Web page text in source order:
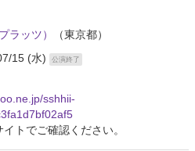
ラッツ）
（東京都）
15 (水)
公演終了
sshhii-
トでご確認ください。